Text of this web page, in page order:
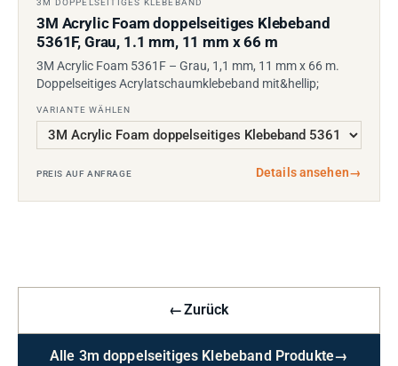
3M DOPPELSEITIGES KLEBEBAND
3M Acrylic Foam doppelseitiges Klebeband
5361F, Grau, 1.1 mm, 11 mm x 66 m
3M Acrylic Foam 5361F – Grau, 1,1 mm, 11 mm x 66 m.
Doppelseitiges Acrylatschaumklebeband mit&hellip;
VARIANTE WÄHLEN
PREIS AUF ANFRAGE Details ansehen→
←Zurück
Alle 3m doppelseitiges Klebeband Produkte→